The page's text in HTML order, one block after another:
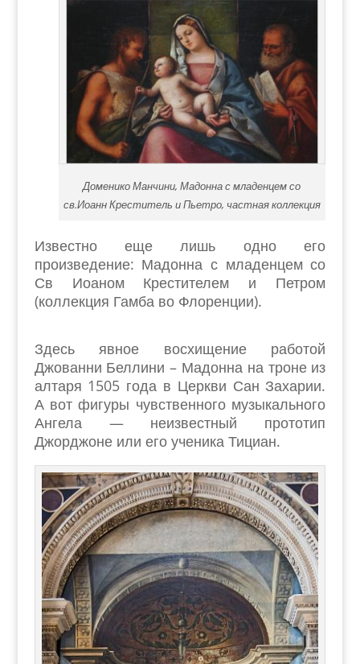
Доменико Манчини, Мадонна с младенцем со
св.Иоанн Креститель и Пьетро, частная коллекция
Известно еще лишь одно его
произведение: Мадонна с младенцем со
Св Иоаном Крестителем и Петром
(коллекция Гамба во Флоренции).
Здесь явное восхищение работой
Джованни Беллини – Мадонна на троне из
алтаря 1505 года в Церкви Сан Захарии.
А вот фигуры чувственного музыкального
Ангела — неизвестный прототип
Джорджоне или его ученика Тициан.